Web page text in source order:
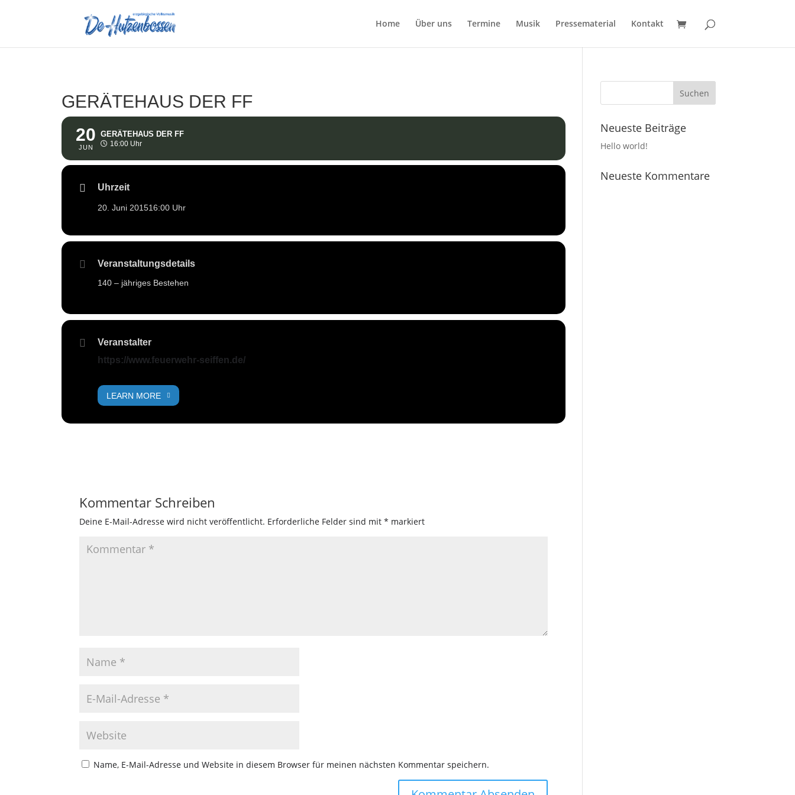
Home Über uns Termine Musik Pressematerial Kontakt
GERÄTEHAUS DER FF
20
JUN
GERÄTEHAUS DER FF
16:00 Uhr
Uhrzeit
20. Juni 201516:00 Uhr
Veranstaltungsdetails
140 – jähriges Bestehen
Veranstalter
https://www.feuerwehr-seiffen.de/
LEARN MORE
Kommentar Schreiben
Deine E-Mail-Adresse wird nicht veröffentlicht. Erforderliche Felder sind mit* markiert
Name, E-Mail-Adresse und Website in diesem Browser für meinen nächsten Kommentar speichern.
Neueste Beiträge
Hello world!
Neueste Kommentare